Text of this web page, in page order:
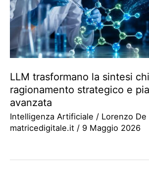
LLM trasformano la sintesi
ragionamento strategico e
avanzata
Intelligenza Artificiale / Lorenzo De
matricedigitale.it / 9 Maggio 2026